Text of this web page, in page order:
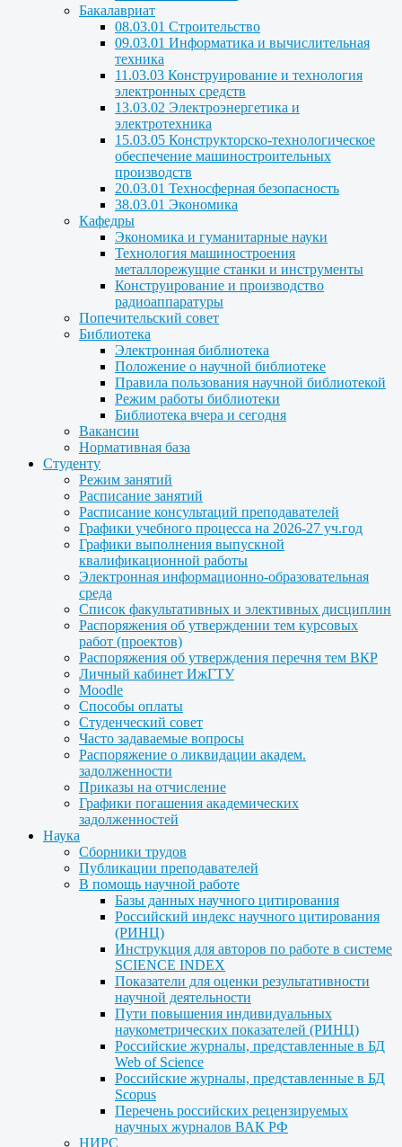
Бакалавриат
08.03.01 Строительство
09.03.01 Информатика и вычислительная
техника
11.03.03 Конструирование и технология
электронных средств
13.03.02 Электроэнергетика и
электротехника
15.03.05 Конструкторско-технологическое
обеспечение машиностроительных
производств
20.03.01 Техносферная безопасность
38.03.01 Экономика
Кафедры
Экономика и гуманитарные науки
Технология машиностроения
металлорежущие станки и инструменты
Конструирование и производство
радиоаппаратуры
Попечительский совет
Библиотека
Электронная библиотека
Положение о научной библиотеке
Правила пользования научной библиотекой
Режим работы библиотеки
Библиотека вчера и сегодня
Вакансии
Нормативная база
Студенту
Режим занятий
Расписание занятий
Расписание консультаций преподавателей
Графики учебного процесса на 2026-27 уч.год
Графики выполнения выпускной
квалификационной работы
Электронная информационно-образовательная
среда
Список факультативных и элективных дисциплин
Распоряжения об утверждении тем курсовых
работ (проектов)
Распоряжения об утверждения перечня тем ВКР
Личный кабинет ИжГТУ
Moodle
Способы оплаты
Студенческий совет
Часто задаваемые вопросы
Распоряжение о ликвидации академ.
задолженности
Приказы на отчисление
Графики погашения академических
задолженностей
Наука
Сборники трудов
Публикации преподавателей
В помощь научной работе
Базы данных научного цитирования
Российский индекс научного цитирования
(РИНЦ)
Инструкция для авторов по работе в системе
SCIENCE INDEX
Показатели для оценки результативности
научной деятельности
Пути повышения индивидуальных
наукометрических показателей (РИНЦ)
Российские журналы, представленные в БД
Web of Science
Российские журналы, представленные в БД
Scopus
Перечень российских рецензируемых
научных журналов ВАК РФ
НИРС